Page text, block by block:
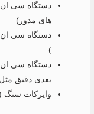
دستگاه سی
های مدور)
دستگاه سی
)
دستگاه سی
بعدی دقیق
وایرکات